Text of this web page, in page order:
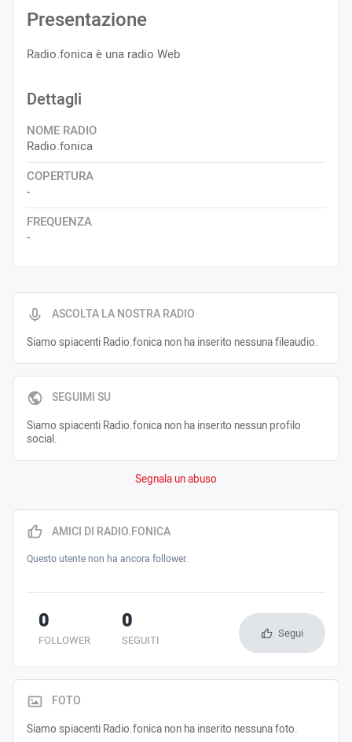
ASCOLTA LA NOSTRA RADIO
Siamo spiacenti Radio.fonica non ha inserito nessuna fileaudio.
SEGUIMI SU
Siamo spiacenti Radio.fonica non ha inserito nessun profilo
social.
Segnala un abuso
Presentazione
Radio.fonica è una radio Web
Dettagli
NOME RADIO
Radio.fonica
COPERTURA
-
FREQUENZA
-
AMICI DI RADIO.FONICA
Questo utente non ha ancora follower.
FOLLOWER
0
SEGUITI
0 Segui
FOTO
Siamo spiacenti Radio.fonica non ha inserito nessuna foto.